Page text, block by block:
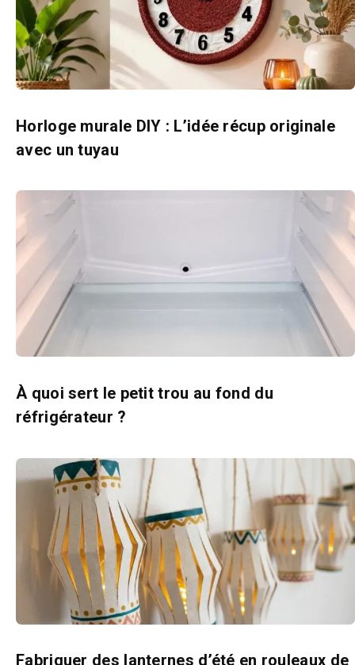
Horloge murale DIY : L’idée récup originale
avec un tuyau
À quoi sert le petit trou au fond du
réfrigérateur ?
Fabriquer des lanternes d’été en rouleaux de